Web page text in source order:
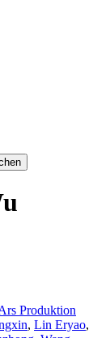
Produktion
, Lin Eryao,